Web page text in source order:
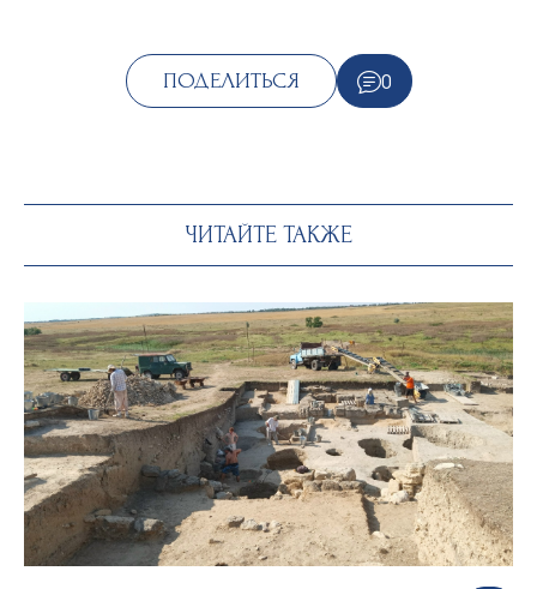
ПОДЕЛИТЬСЯ 0
ЧИТАЙТЕ ТАКЖЕ